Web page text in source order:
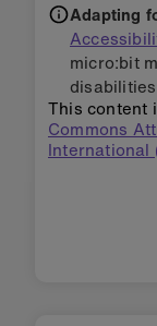
Adapting
micro:bit
This content
Commons
International